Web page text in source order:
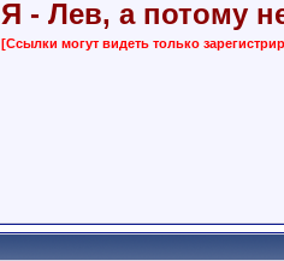
Я - Лев, а потому
[Ссылки могут видеть только